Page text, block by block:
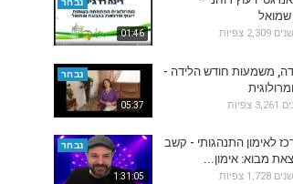
01:46
נבחר
שמואל
2,309 צפיות
05:37
נבחר
משמעות חודש הלידה -
3,261 צפיות
1:31:05
נבחר
לאימון התנהגותי - קשב
מבוא: אימון...
1,728 צפיות